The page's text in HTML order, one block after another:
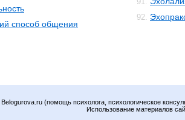
способ общения
92.
(помощь психолога, психологическое
Использование материалов